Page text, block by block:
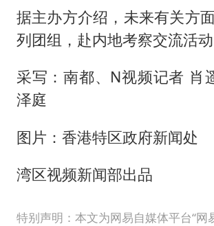
据主办方介绍，未来有关方
列团组，赴内地考察交流活动
采写：南都、N视频记者 肖
泽庭
图片：香港特区政府新闻处
湾区视频新闻部出品
特别声明：本文为网易自媒体平台“网